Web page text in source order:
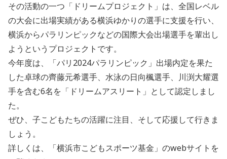
その活動の一つ「ドリームプロジェクト」は、全国レベル
の大会に出場実績がある横浜ゆかりの選手に支援を行い、
横浜からパラリンピックなどの国際大会出場選手を輩出し
ようというプロジェクトです。
今年度は、「パリ2024パラリンピック」出場内定を果た
した卓球の齊藤元希選手、水泳の日向楓選手、川渕大耀選
手を含む6名を「ドリームアスリート」として認定しまし
た。
ぜひ、子こどもたちの活躍に注目、そして応援して行きま
しょう。
詳しくは、「横浜市こどもスポーツ基金」のwebサイトを